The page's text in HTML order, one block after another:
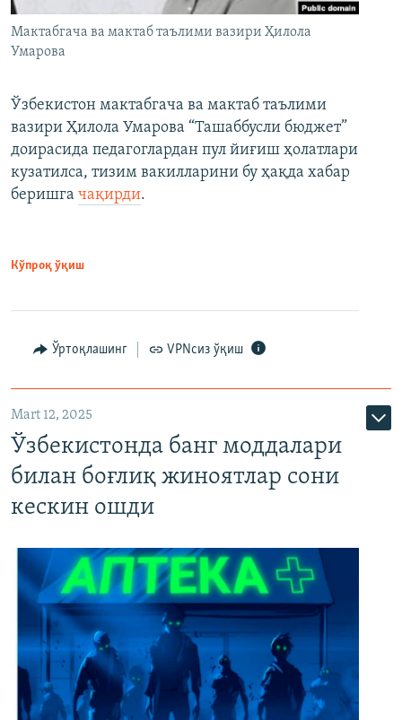
Мактабгача ва мактаб таълими вазири Ҳилола
Умарова
Ўзбекистон мактабгача ва мактаб таълими
вазири Ҳилола Умарова “Ташаббусли бюджет”
доирасида педагоглардан пул йиғиш ҳолатлари
кузатилса, тизим вакилларини бу ҳақда хабар
беришга чақирди.
Кўпроқ ўқиш
Ўртоқлашинг VPNсиз ўқиш
Mart 12, 2025
Ўзбекистонда банг моддалари
билан боғлиқ жиноятлар сони
кескин ошди